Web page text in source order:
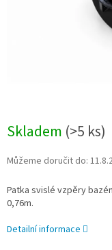
Skladem (>5 ks)
Můžeme doručit do:
Patka svislé vzpěry
0,76m.
Detailní informace